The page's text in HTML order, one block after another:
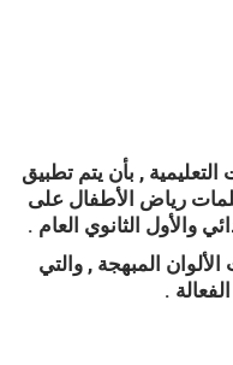
, بأن يتم تطبيق
الجديدة ( 2.0 ) لمعلمات رياض الأطفال على
والأول الثانوي العام .
المبهجة , والتي
.